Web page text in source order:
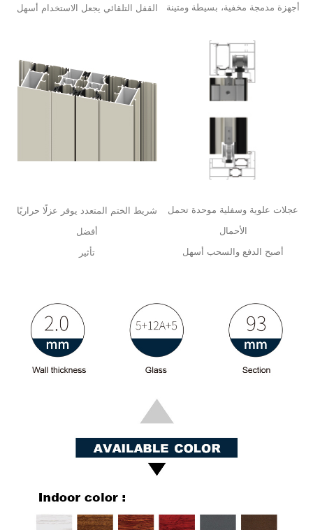
القفل التلقائي يجعل الاستخدام أسهل أجهزة مدمجة مخفية، بسيطة ومتينة
شريط الختم المتعدد يوفر عزلًا حراريًا
أفضل
تأثير
عجلات علوية وسفلية موحدة تحمل
الأحمال
أصبح الدفع والسحب أسهل